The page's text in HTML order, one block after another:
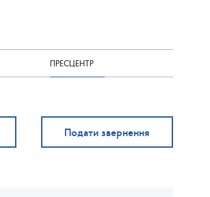
ПРЕСЦЕНТР
Подати звернення